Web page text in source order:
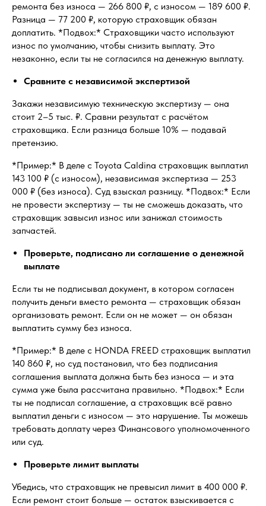
ремонта без износа — 266 800 ₽, с износом — 189 600 ₽.
Разница — 77 200 ₽, которую страховщик обязан
доплатить. *Подвох:* Страховщики часто используют
износ по умолчанию, чтобы снизить выплату. Это
незаконно, если ты не согласился на денежную выплату.
Сравните с независимой экспертизой
Закажи независимую техническую экспертизу — она
стоит 2–5 тыс. ₽. Сравни результат с расчётом
страховщика. Если разница больше 10% — подавай
претензию.
*Пример:* В деле с Toyota Caldina страховщик выплатил
143 100 ₽ (с износом), независимая экспертиза — 253
000 ₽ (без износа). Суд взыскал разницу. *Подвох:* Если
не провести экспертизу — ты не сможешь доказать, что
страховщик завысил износ или занижал стоимость
запчастей.
Проверьте, подписано ли соглашение о денежной
выплате
Если ты не подписывал документ, в котором согласен
получить деньги вместо ремонта — страховщик обязан
организовать ремонт. Если он не может — он обязан
выплатить сумму без износа.
*Пример:* В деле с HONDA FREED страховщик выплатил
140 860 ₽, но суд постановил, что без подписания
соглашения выплата должна быть без износа — и эта
сумма уже была рассчитана правильно. *Подвох:* Если
ты не подписал соглашение, а страховщик всё равно
выплатил деньги с износом — это нарушение. Ты можешь
требовать доплату через Финансового уполномоченного
или суд.
Проверьте лимит выплаты
Убедись, что страховщик не превысил лимит в 400 000 ₽.
Если ремонт стоит больше — остаток взыскивается с